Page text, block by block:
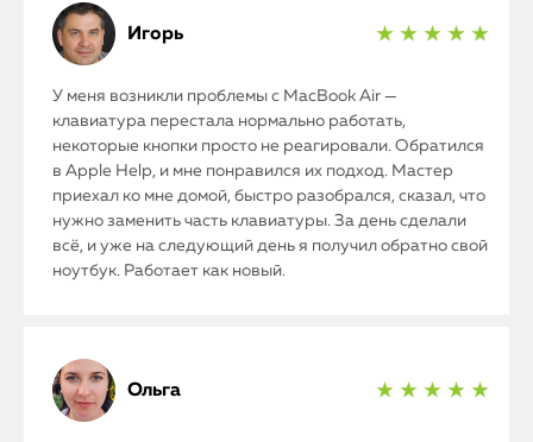
iPhone
MacBook
Watch
iPad
iMac
Mac Mini
О нас
Контакты
Игорь ★ ★ ★ ★ ★
У меня возникли проблемы с MacBook Air —
клавиатура перестала нормально работать,
некоторые кнопки просто не реагировали. Обратился
в Apple Help, и мне понравился их подход. Мастер
приехал ко мне домой, быстро разобрался, сказал, что
нужно заменить часть клавиатуры. За день сделали
всё, и уже на следующий день я получил обратно свой
ноутбук. Работает как новый.
Ольга ★ ★ ★ ★ ★